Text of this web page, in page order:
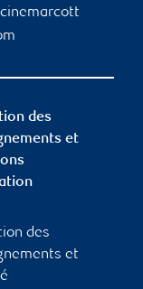
des
et
des
et